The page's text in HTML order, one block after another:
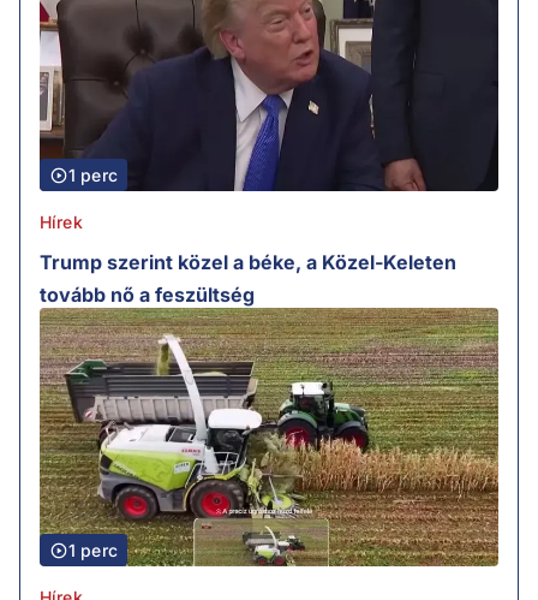
1 perc
Hírek
Trump szerint közel a béke, a Közel-Keleten
tovább nő a feszültség
1 perc